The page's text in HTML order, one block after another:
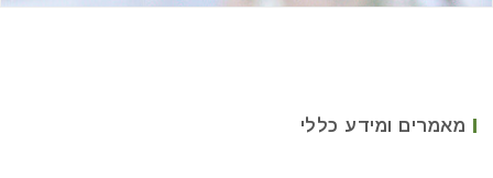
מאמרים ומידע כללי